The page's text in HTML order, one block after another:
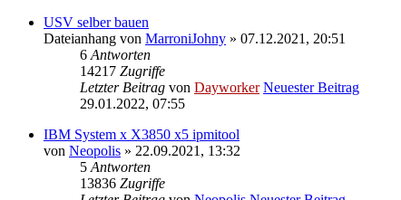
USV selber bauen
Dateianhang von MarroniJohny » 07.12.2021, 20:51
6 Antworten
14217 Zugriffe
Letzter Beitrag von Dayworker Neuester Beitrag
29.01.2022, 07:55
IBM System x X3850 x5 ipmitool
von Neopolis » 22.09.2021, 13:32
5 Antworten
13836 Zugriffe